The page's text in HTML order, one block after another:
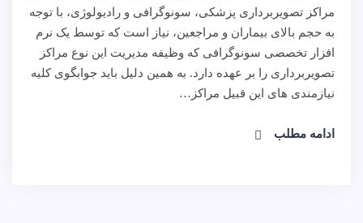
مراکز تصویربرداری پزشکی، سونوگرافی و رادیولوژی، با توجه
به حجم بالای بیماران و مراجعین، نیاز است که توسط یک نرم
افزار تخصصی سونوگرافی که وظیفه مدیریت این نوع مراکز
تصویربرداری را بر عهده دارد. به همین دلیل باید جوابگوی کلیه
نیازمندی های این قبیل مراکز…
ادامه مطلب